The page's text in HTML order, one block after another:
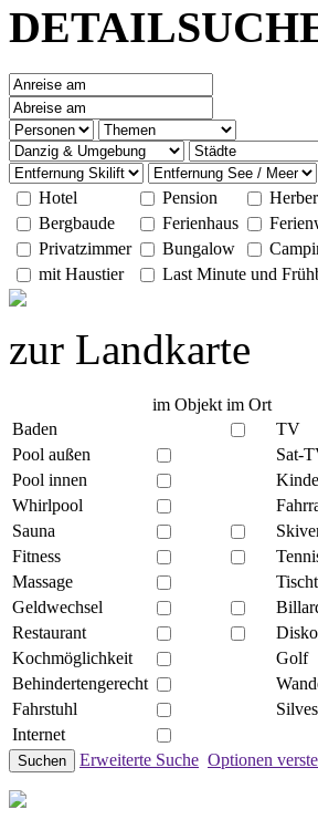
Hotel Pension
Bergbaude
Ferienhaus
Privatzimmer
Bungalow
mit Haustier
Last Minute und
zur Landkarte
im Objekt im Ort
Baden
TV
Pool außen
Sat-
Pool innen
Whirlpool
Sauna
Fitness
Massage
Geldwechsel
Restaurant
Disko
Kochmöglichkeit
Golf
Behindertengerecht
Fahrstuhl
Internet
Suchen Erweiterte Suche Optionen